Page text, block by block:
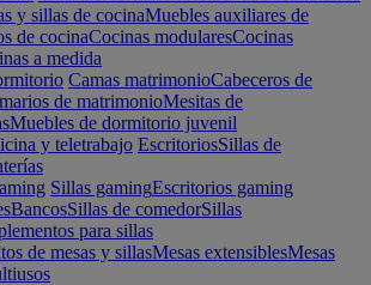
y sillas de cocinaMuebles auxiliares de
de cocinaCocinas modularesCocinas
a medida
Camas matrimonioCabeceros de
de matrimonioMesitas de
Muebles de dormitorio juvenil
y teletrabajo EscritoriosSillas de
Sillas gamingEscritorios gaming
BancosSillas de comedorSillas
para sillas
de mesas y sillasMesas extensiblesMesas